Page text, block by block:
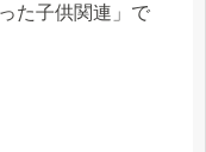
た子供関連」で